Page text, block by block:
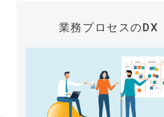
業務プロセスのDX